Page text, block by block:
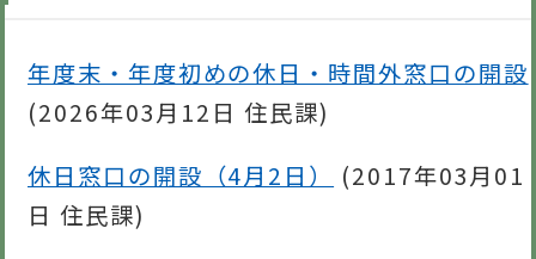
年度末・年度初めの休日・時間外窓口の開設
(2026年03月12日 住民課)
休日窓口の開設（4月2日）
(2017年03月01
日 住民課)